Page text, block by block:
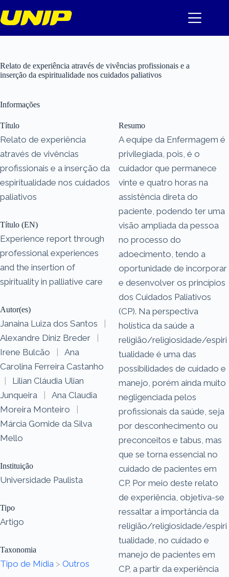
para
o
Relato de experiência através de vivências profissionais e a
inserção da espiritualidade nos cuidados paliativos
Informações
Título
Relato de experiência
através de vivências
profissionais e a inserção da
espiritualidade nos cuidados
paliativos
Título (EN)
Experience report through
professional experiences
and the insertion of
spirituality in palliative care
Autor(es)
Janaina Luiza dos Santos
|
Alexandre Diniz Breder
|
Irene Bulcão
|
Ana
Carolina Ferreira Castanho
|
Lilian Cláudia Ulian
Junqueira
|
Ana Claudia
Moreira Monteiro
|
Márcia Gomide da Silva
Mello
Instituição
Universidade Paulista
Tipo
Artigo
Taxonomia
Tipo de Mídia > Outros
Resumo
A equipe da Enfermagem é
privilegiada, pois, é o
cuidador que permanece
vinte e quatro horas na
assistência direta do
paciente, podendo ter uma
visão ampliada da pessoa
no processo do
adoecimento, tendo a
oportunidade de incorporar
e desenvolver os princípios
dos Cuidados Paliativos
(CP). Na perspectiva
holística da saúde a
religião/religiosidade/espiri
tualidade é uma das
possibilidades de cuidado e
manejo, porém ainda muito
negligenciada pelos
profissionais da saúde, seja
por desconhecimento ou
preconceitos e tabus, mas
que se torna essencial no
cuidado de pacientes em
CP. Por meio deste relato
de experiência, objetiva-se
ressaltar a importância da
religião/religiosidade/espiri
tualidade, no cuidado e
manejo de pacientes em
CP, a partir da experiência